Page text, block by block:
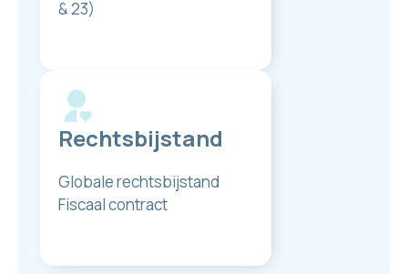
& 23)
Rechtsbijstand
Globale rechtsbijstand
Fiscaal contract